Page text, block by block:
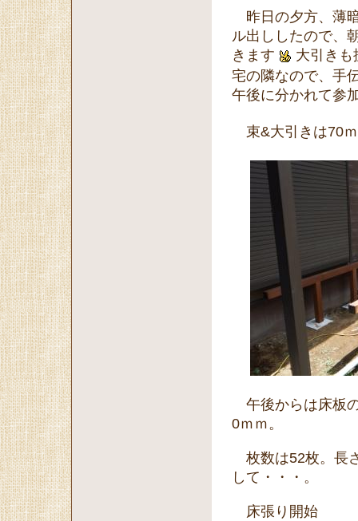
昨日の夕方、薄
ル出ししたので、
きます
大引きも
宅の隣なので、手
午後に分かれて参
束&大引きは70
午後からは床板
0ｍｍ。
枚数は52枚。長
して・・・。
床張り開始